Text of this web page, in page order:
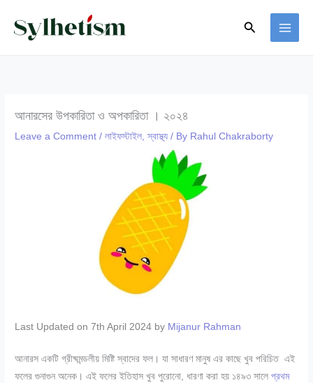
content
Search
আনারসের উপকারিতা ও অপকারিতা । ২০২৪
Leave a Comment /লাইফস্টাইল,স্বাস্থ্য / By Rahul Chakraborty
Last Updated on 7th April 2024 by Mijanur Rahman
আনারস একটি গ্রীষ্মমন্ডলীয় মিষ্টি স্বাদের ফল। যা সাধারণ মানুষ এর কাছে খুব পরিচিত এই
ফলের গুনাগুন অনেক। এই ফলের ইতিহাস খুব পুরোনো, ধারণা করা হয় ১৪৯৩ সালেপ্রথম